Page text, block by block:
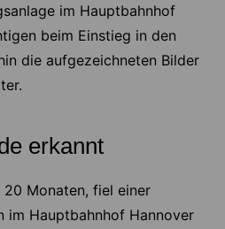
im Hauptbahnhof
beim Einstieg in den
die aufgezeichneten Bilder
erkannt
Monaten, fiel einer
im Hauptbahnhof Hannover